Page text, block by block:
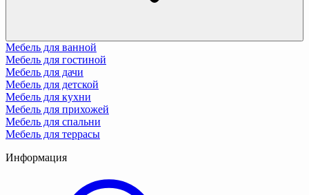
Мебель для ванной
Мебель для гостиной
Мебель для дачи
Мебель для детской
Мебель для кухни
Мебель для прихожей
Мебель для спальни
Мебель для террасы
Информация